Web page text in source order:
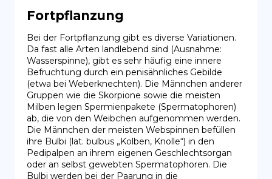
Fortpflanzung
Bei der Fortpflanzung gibt es diverse Variationen.
Da fast alle Arten landlebend sind (Ausnahme:
Wasserspinne), gibt es sehr häufig eine innere
Befruchtung durch ein penisähnliches Gebilde
(etwa bei Weberknechten). Die Männchen anderer
Gruppen wie die Skorpione sowie die meisten
Milben legen Spermienpakete (Spermatophoren)
ab, die von den Weibchen aufgenommen werden.
Die Männchen der meisten Webspinnen befüllen
ihre Bulbi (lat. bulbus „Kolben, Knolle“) in den
Pedipalpen an ihrem eigenen Geschlechtsorgan
oder an selbst gewebten Spermatophoren. Die
Bulbi werden bei der Paarung in die